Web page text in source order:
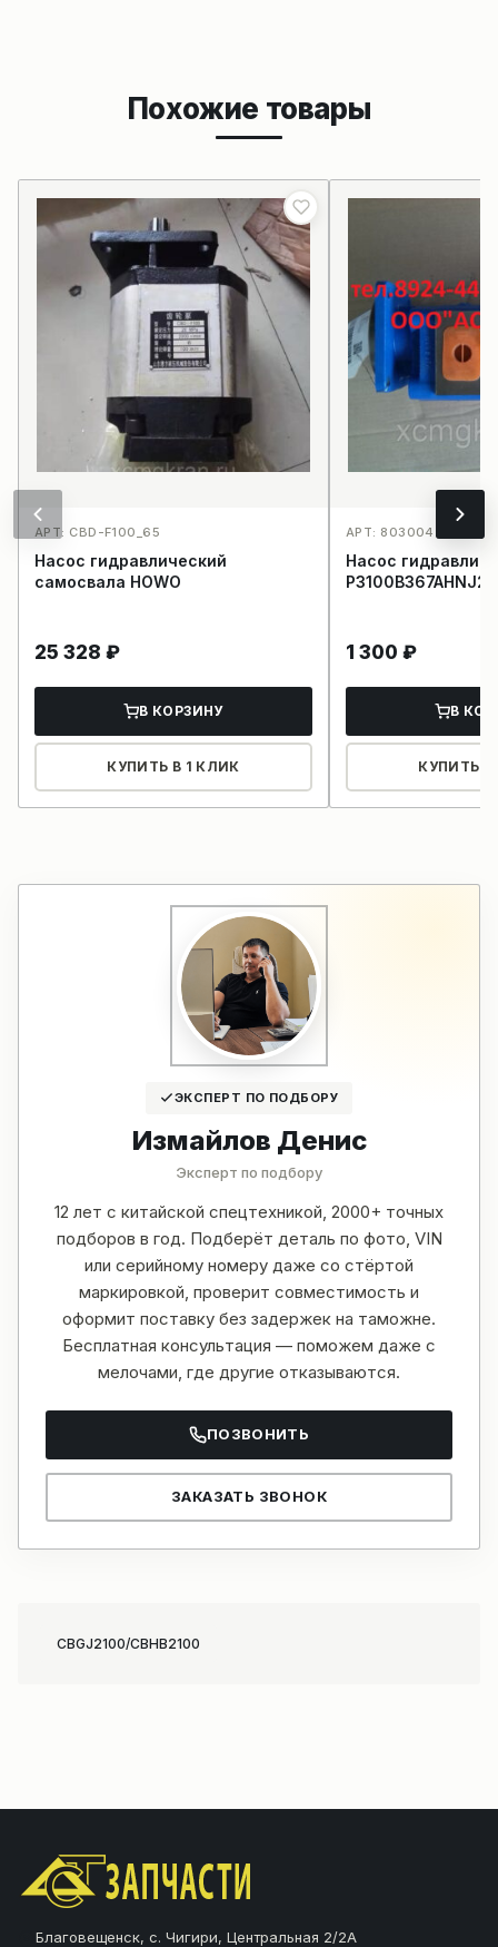
Похожие товары
АРТ: CBD-F100_65
Насос гидравлический
самосвала HOWO
25 328 ₽
В КОРЗИНУ
КУПИТЬ В 1 КЛИК
АРТ: 803004213_85
Насос
1 300 ₽
В
КУПИТЬ В
ЭКСПЕРТ ПО ПОДБОРУ
Измайлов Денис
Эксперт по подбору
12 лет с китайской спецтехникой, 2000+ точных
подборов в год. Подберёт деталь по фото, VIN
или серийному номеру даже со стёртой
маркировкой, проверит совместимость и
оформит поставку без задержек на таможне.
Бесплатная консультация — поможем даже с
мелочами, где другие отказываются.
ПОЗВОНИТЬ
ЗАКАЗАТЬ ЗВОНОК
CBGJ2100/CBHB2100
Благовещенск, с. Чигири, Центральная 2/2А